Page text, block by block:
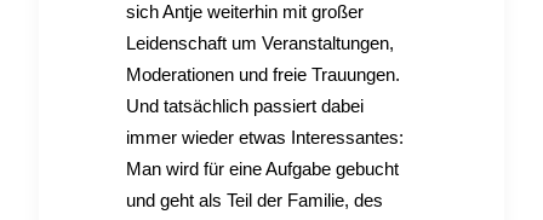
sich Antje weiterhin mit großer
Leidenschaft um Veranstaltungen,
Moderationen und freie Trauungen.
Und tatsächlich passiert dabei
immer wieder etwas Interessantes:
Man wird für eine Aufgabe gebucht
und geht als Teil der Familie, des